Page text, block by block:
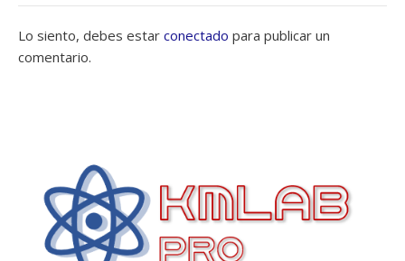
Lo siento, debes estar conectado para publicar un
comentario.